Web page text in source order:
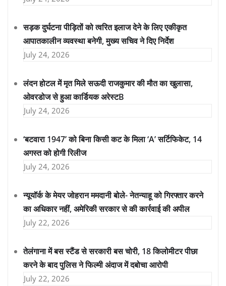
सड़क दुर्घटना पीड़ितों को त्वरित इलाज देने के लिए एकीकृत
आपातकालीन व्यवस्था बनेगी, मुख्य सचिव ने दिए निर्देश
July 24, 2026
लंदन होटल में मृत मिले सऊदी राजकुमार की मौत का खुलासा,
ओवरडोज से हुआ कार्डियक अरेस्टB
July 24, 2026
‘बटवारा 1947’ को बिना किसी कट के मिला ‘A’ सर्टिफिकेट, 14
अगस्त को होगी रिलीज
July 24, 2026
न्यूयॉर्क के मेयर जोहरान ममदानी बोले- नेतन्याहू को गिरफ्तार करने
का अधिकार नहीं, अमेरिकी सरकार से की कार्रवाई की अपील
July 22, 2026
तेलंगाना में बस स्टैंड से सरकारी बस चोरी, 18 किलोमीटर पीछा
करने के बाद पुलिस ने फिल्मी अंदाज में दबोचा आरोपी
July 22, 2026